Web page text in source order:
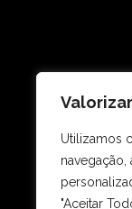
Utilizamos
"Aceitar